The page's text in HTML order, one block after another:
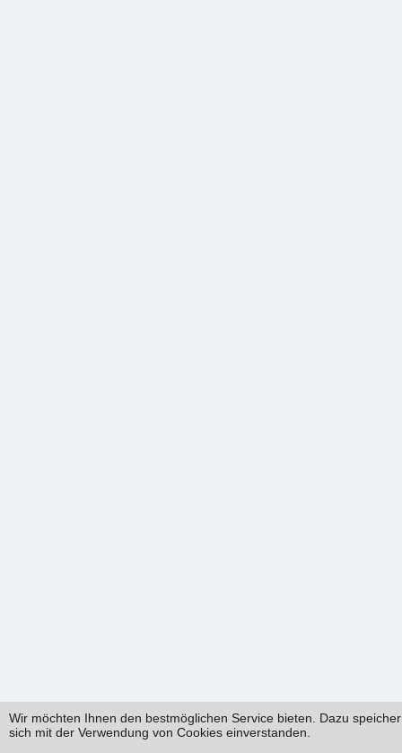
Wir möchten Ihnen den bestmöglichen Service bieten. Dazu
sich mit der Verwendung von Cookies einverstanden.